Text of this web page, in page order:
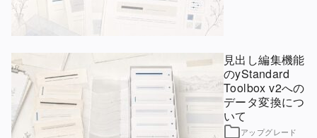
見出し編集機能
のyStandard
Toolbox v2への
データ変換につ
いて
アップグレード